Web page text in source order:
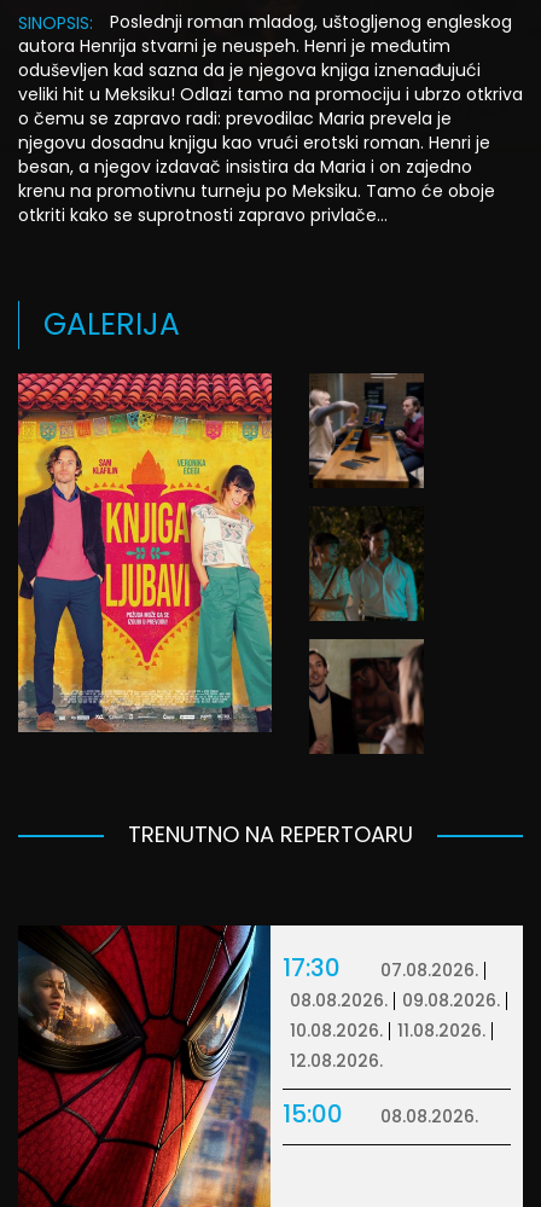
SINOPSIS:
Poslednji roman mladog, uštogljenog engleskog
autora Henrija stvarni je neuspeh. Henri je međutim
oduševljen kad sazna da je njegova knjiga iznenađujući
veliki hit u Meksiku! Odlazi tamo na promociju i ubrzo otkriva
o čemu se zapravo radi: prevodilac Maria prevela je
njegovu dosadnu knjigu kao vrući erotski roman. Henri je
besan, a njegov izdavač insistira da Maria i on zajedno
krenu na promotivnu turneju po Meksiku. Tamo će oboje
otkriti kako se suprotnosti zapravo privlače…
GALERIJA
TRENUTNO NA REPERTOARU
17:30
07.08.2026.
08.08.2026.
09.08.2026.
10.08.2026.
11.08.2026.
12.08.2026.
15:00 08.08.2026.